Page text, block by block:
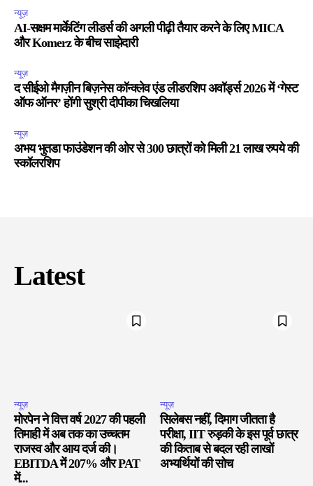
न्यूज़
AI-सक्षम मार्केटिंग लीडर्स की अगली पीढ़ी तैयार करने के लिए MICA
और Komerz के बीच साझेदारी
न्यूज़
द सीईओ मैगज़ीन बिज़नेस कॉन्क्लेव एंड लीडरशिप अवॉर्ड्स 2026 में ‘गेस्ट
ऑफ ऑनर’ होंगी सुश्री दीपीका चिखलिया
न्यूज़
अभय भुतडा फाउंडेशन की ओर से 300 छात्रों को मिली 21 लाख रुपये की
स्कॉलरशिप
Latest
न्यूज़
मोरपेन ने वित्त वर्ष 2027 की पहली
तिमाही में अब तक का उच्चतम
राजस्व और आय दर्ज की।
EBITDA में 207% और PAT
में...
न्यूज़
सिलेबस नहीं, दिमाग जीतता है
परीक्षा, IIT रुड़की के इस पूर्व छात्र
की किताब से बदल रही लाखों
अभ्यर्थियों की सोच